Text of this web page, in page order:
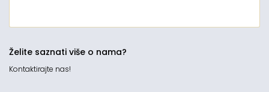
Želite saznati više o nama?
Kontaktirajte nas!